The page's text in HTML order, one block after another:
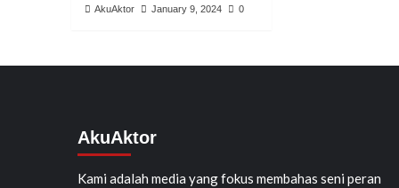
AkuAktor January 9, 2024 0
AkuAktor
Kami adalah media yang fokus membahas seni peran